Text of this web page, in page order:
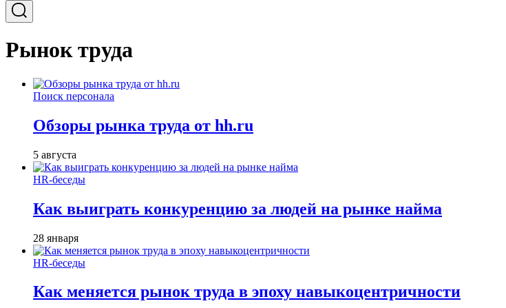
Рынок труда
Поиск персонала
Обзоры рынка труда от hh.ru
5 августа
HR-беседы
Как выиграть конкуренцию за людей на рынке найма
28 января
HR-беседы
Как меняется рынок труда в эпоху навыкоцентричности